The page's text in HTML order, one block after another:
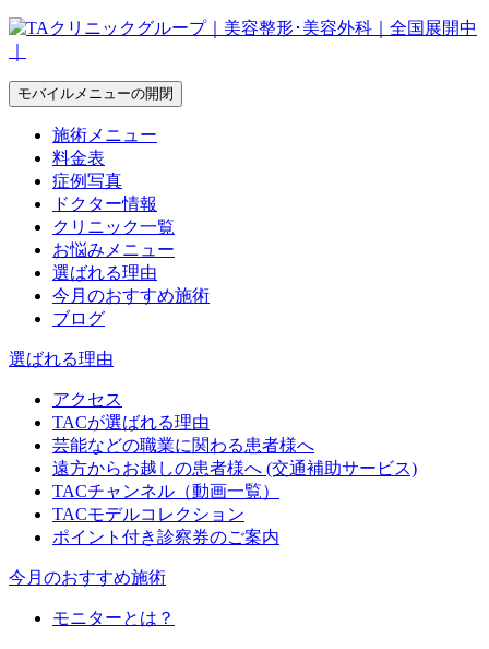
モバイルメニューの開閉
施術メニュー
料金表
症例写真
ドクター情報
クリニック一覧
お悩みメニュー
選ばれる理由
今月のおすすめ施術
ブログ
選ばれる理由
アクセス
TACが選ばれる理由
芸能などの職業に関わる患者様へ
遠方からお越しの患者様へ (交通補助サービス)
TACチャンネル（動画一覧）
TACモデルコレクション
ポイント付き診察券のご案内
今月のおすすめ施術
モニターとは？